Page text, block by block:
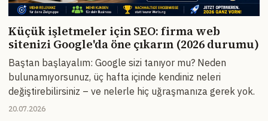
Küçük işletmeler için SEO: firma web
sitenizi Google'da öne çıkarın (2026 durumu)
Baştan başlayalım: Google sizi tanıyor mu? Neden
bulunamıyorsunuz, üç hafta içinde kendiniz neleri
değiştirebilirsiniz – ve nelerle hiç uğraşmanıza gerek yok.
20.07.2026